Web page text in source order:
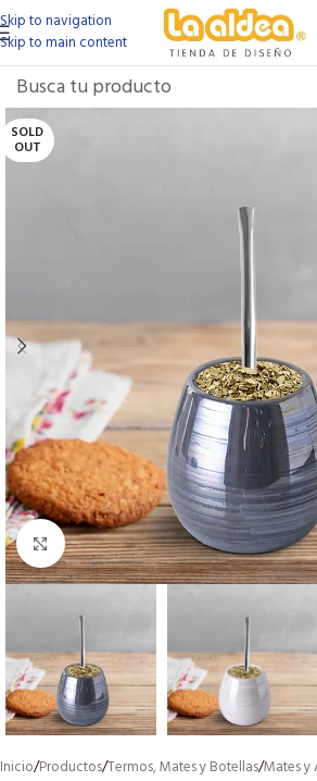
Skip to navigation
Skip to main content
SOLD
OUT
Click to enlarge
Inicio/Productos/Termos, Mates y Botellas/Mates y